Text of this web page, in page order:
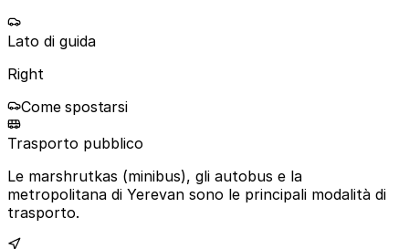
Lato di guida
Right
Come spostarsi
Trasporto pubblico
Le marshrutkas (minibus), gli autobus e la
metropolitana di Yerevan sono le principali modalità di
trasporto.